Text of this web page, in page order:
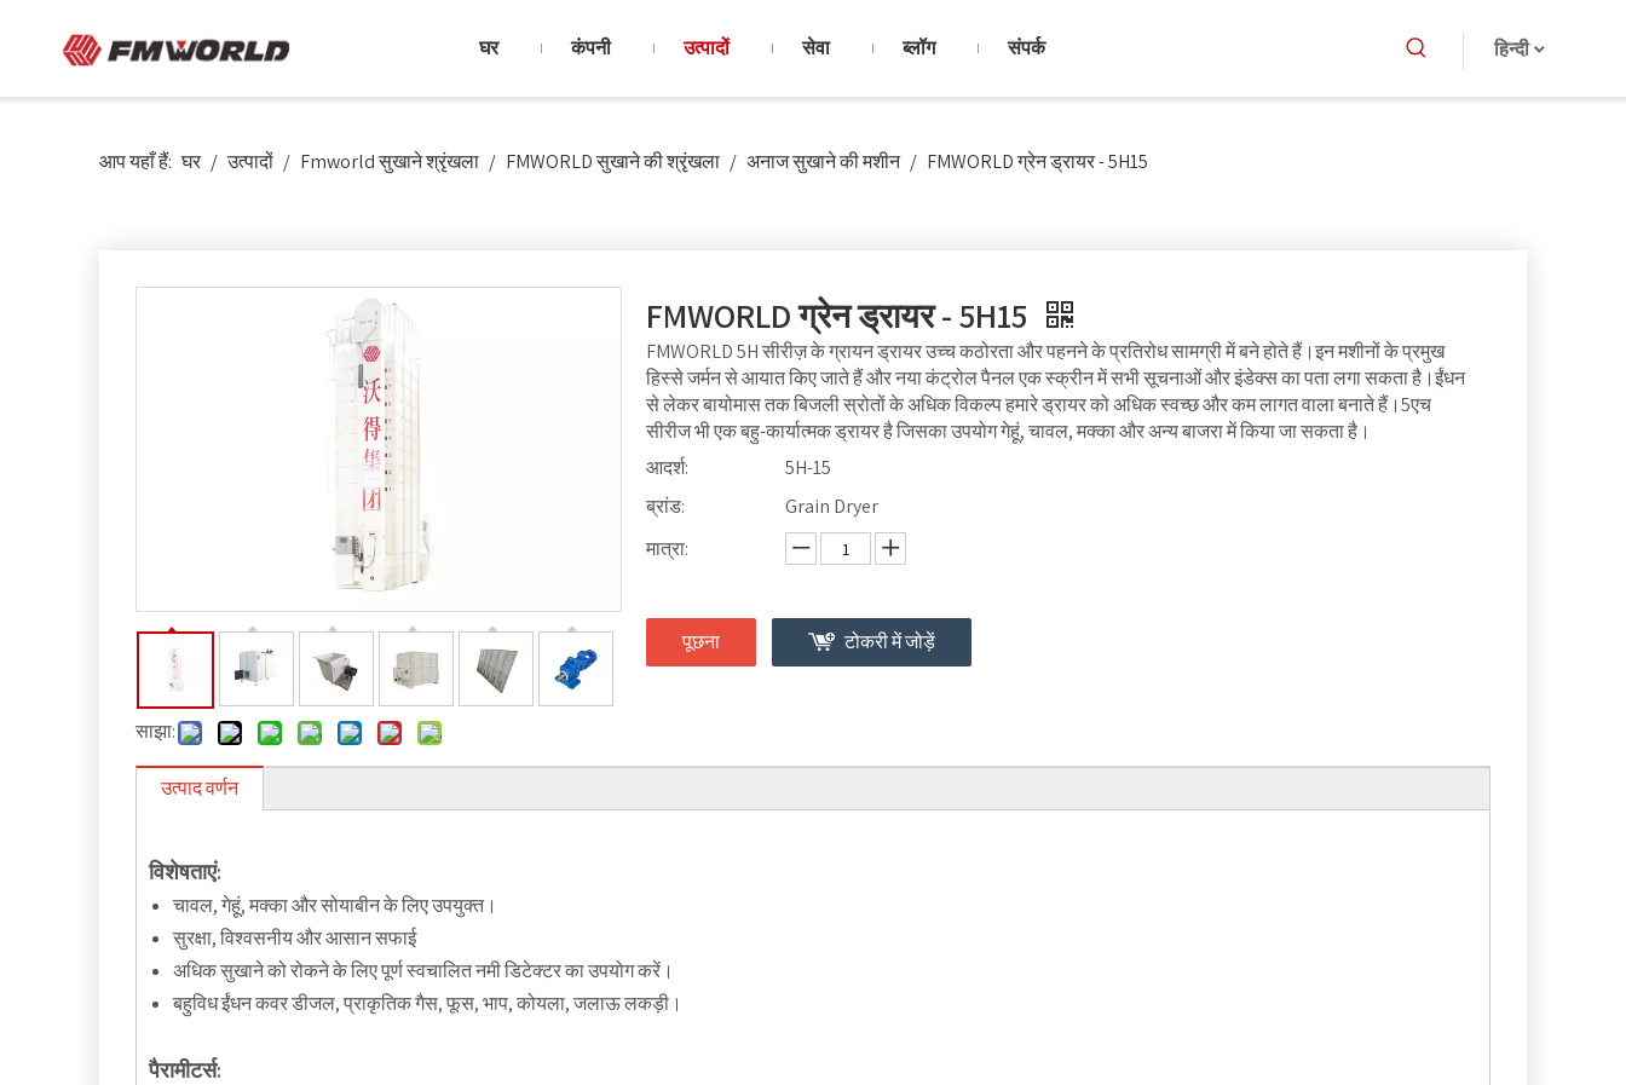
घर कंपनी उत्पादों सेवा ब्लॉग संपर्क हिन्दी
आप यहाँ हैं: घर / उत्पादों / Fmworld सुखाने श्रृंखला / FMWORLD सुखाने की श्रृंखला / अनाज सुखाने की मशीन / FMWORLD ग्रेन ड्रायर - 5H15
साझा:
FMWORLD ग्रेन ड्रायर - 5H15
FMWORLD 5H सीरीज़ के ग्रायन ड्रायर उच्च कठोरता और पहनने के प्रतिरोध सामग्री में बने होते हैं।इन मशीनों के प्रमुख
हिस्से जर्मन से आयात किए जाते हैं और नया कंट्रोल पैनल एक स्क्रीन में सभी सूचनाओं और इंडेक्स का पता लगा सकता है।ईंधन
से लेकर बायोमास तक बिजली स्रोतों के अधिक विकल्प हमारे ड्रायर को अधिक स्वच्छ और कम लागत वाला बनाते हैं।5एच
सीरीज भी एक बहु-कार्यात्मक ड्रायर है जिसका उपयोग गेहूं, चावल, मक्का और अन्य बाजरा में किया जा सकता है।
आदर्श:
5H-15
ब्रांड:
Grain Dryer
मात्रा:
पूछना टोकरी में जोड़ें
उत्पाद वर्णन
विशेषताएं:
चावल, गेहूं, मक्का और सोयाबीन के लिए उपयुक्त।
सुरक्षा, विश्वसनीय और आसान सफाई
अधिक सुखाने को रोकने के लिए पूर्ण स्वचालित नमी डिटेक्टर का उपयोग करें।
बहुविध ईंधन कवर डीजल, प्राकृतिक गैस, फूस, भाप, कोयला, जलाऊ लकड़ी।
पैरामीटर्स: